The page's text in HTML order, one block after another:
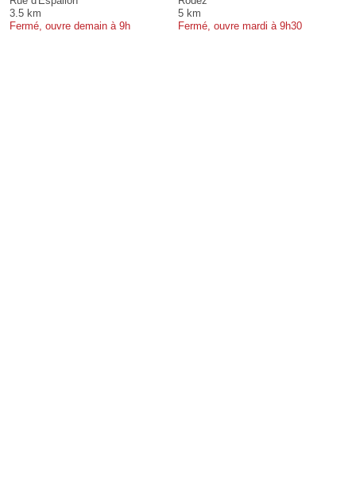
3.5 km
Fermé, ouvre demain à 9h
5 km
Fermé, ouvre mardi à 9h30